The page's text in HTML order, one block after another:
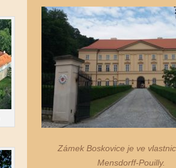
Zámek Boskovice je ve
Mensdorff-Pouilly.